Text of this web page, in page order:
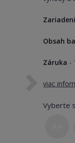
Obsah
Záruka -
viac
Vyberte